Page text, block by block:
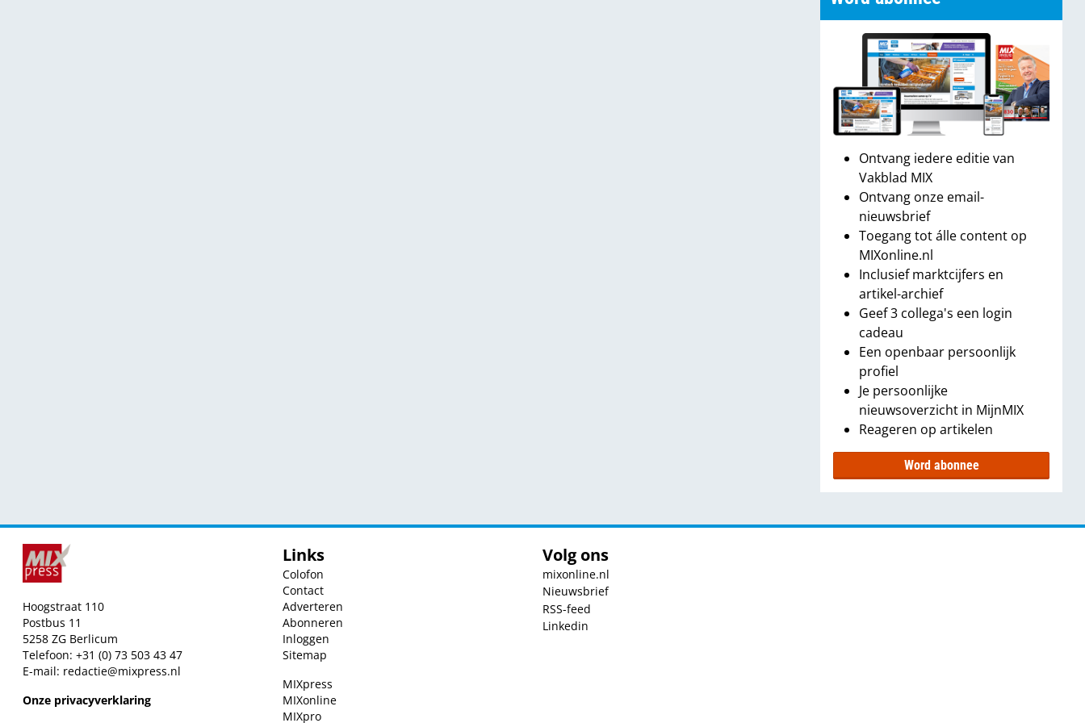
Ontvang iedere editie van
Vakblad MIX
Ontvang onze email-
nieuwsbrief
Toegang tot álle content op
MIXonline.nl
Inclusief marktcijfers en
artikel-archief
Geef 3 collega's een login
cadeau
Een openbaar persoonlijk
profiel
Je persoonlijke
nieuwsoverzicht in MijnMIX
Reageren op artikelen
Word abonnee
Hoogstraat 110
Postbus 11
5258 ZG Berlicum
Telefoon: +31 (0) 73 503 43 47
E-mail: redactie@mixpress.nl
Onze privacyverklaring
Links
Colofon
Contact
Adverteren
Abonneren
Inloggen
Sitemap
MIXpress
MIXonline
MIXpro
Volg ons
mixonline.nl
Nieuwsbrief
RSS-feed
Linkedin